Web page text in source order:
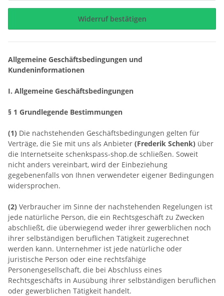
Widerruf bestätigen
Allgemeine Geschäftsbedingungen und
Kundeninformationen
I. Allgemeine Geschäftsbedingungen
§ 1 Grundlegende Bestimmungen
(1) Die nachstehenden Geschäftsbedingungen gelten für
Verträge, die Sie mit uns als Anbieter (Frederik Schenk) über
die Internetseite schenkspass-shop.de schließen. Soweit
nicht anders vereinbart, wird der Einbeziehung
gegebenenfalls von Ihnen verwendeter eigener Bedingungen
widersprochen.
(2) Verbraucher im Sinne der nachstehenden Regelungen ist
jede natürliche Person, die ein Rechtsgeschäft zu Zwecken
abschließt, die überwiegend weder ihrer gewerblichen noch
ihrer selbständigen beruflichen Tätigkeit zugerechnet
werden kann. Unternehmer ist jede natürliche oder
juristische Person oder eine rechtsfähige
Personengesellschaft, die bei Abschluss eines
Rechtsgeschäfts in Ausübung ihrer selbständigen beruflichen
oder gewerblichen Tätigkeit handelt.